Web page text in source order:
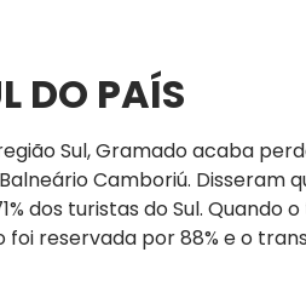
DO PAÍS
Sul, Gramado acaba
Camboriú. Disseram
dos turistas do Sul. Quando
reservada por 88% e o